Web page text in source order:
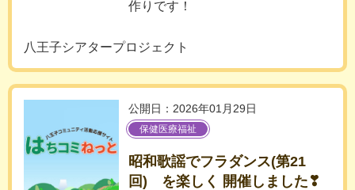
作りです！
八王子シアタープロジェクト
公開日：2026年01月29日
保健医療福祉
昭和歌謡でフラダンス(第21
回) を楽しく 開催しました❣